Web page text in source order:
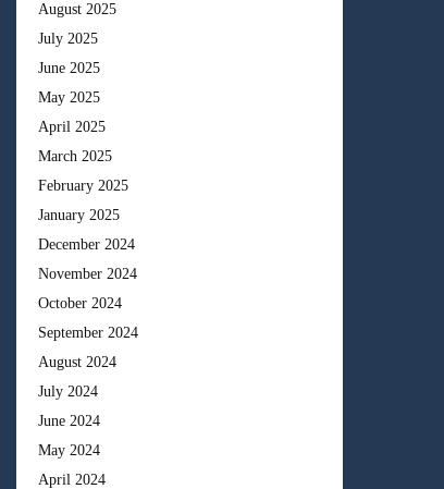
August 2025
July 2025
June 2025
May 2025
April 2025
March 2025
February 2025
January 2025
December 2024
November 2024
October 2024
September 2024
August 2024
July 2024
June 2024
May 2024
April 2024